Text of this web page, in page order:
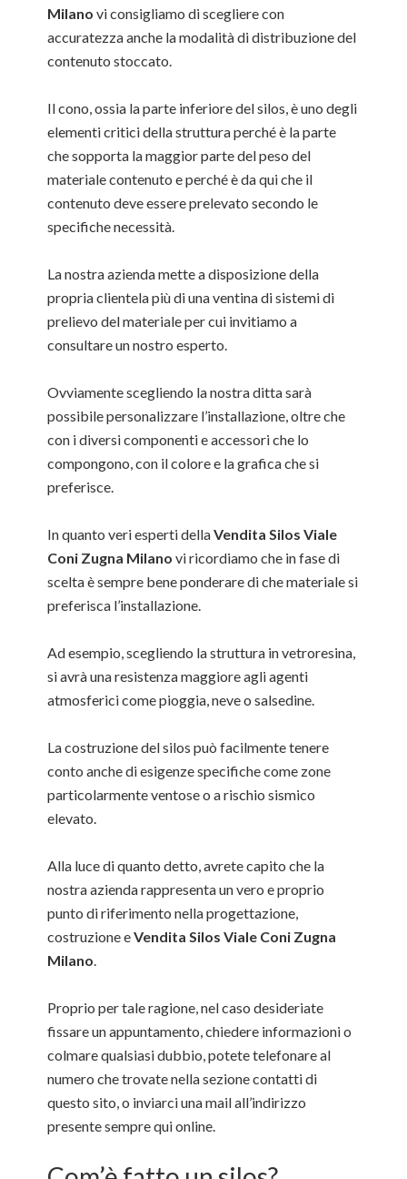
Milano vi consigliamo di scegliere con
accuratezza anche la modalità di distribuzione del
contenuto stoccato.
Il cono, ossia la parte inferiore del silos, è uno degli
elementi critici della struttura perché è la parte
che sopporta la maggior parte del peso del
materiale contenuto e perché è da qui che il
contenuto deve essere prelevato secondo le
specifiche necessità.
La nostra azienda mette a disposizione della
propria clientela più di una ventina di sistemi di
prelievo del materiale per cui invitiamo a
consultare un nostro esperto.
Ovviamente scegliendo la nostra ditta sarà
possibile personalizzare l’installazione, oltre che
con i diversi componenti e accessori che lo
compongono, con il colore e la grafica che si
preferisce.
In quanto veri esperti dellaVendita Silos Viale
Coni Zugna Milano vi ricordiamo che in fase di
scelta è sempre bene ponderare di che materiale si
preferisca l’installazione.
Ad esempio, scegliendo la struttura in vetroresina,
si avrà una resistenza maggiore agli agenti
atmosferici come pioggia, neve o salsedine.
La costruzione del silos può facilmente tenere
conto anche di esigenze specifiche come zone
particolarmente ventose o a rischio sismico
elevato.
Alla luce di quanto detto, avrete capito che la
nostra azienda rappresenta un vero e proprio
punto di riferimento nella progettazione,
costruzione eVendita Silos Viale Coni Zugna
Milano.
Proprio per tale ragione, nel caso desideriate
fissare un appuntamento, chiedere informazioni o
colmare qualsiasi dubbio, potete telefonare al
numero che trovate nella sezione contatti di
questo sito, o inviarci una mail all’indirizzo
presente sempre qui online.